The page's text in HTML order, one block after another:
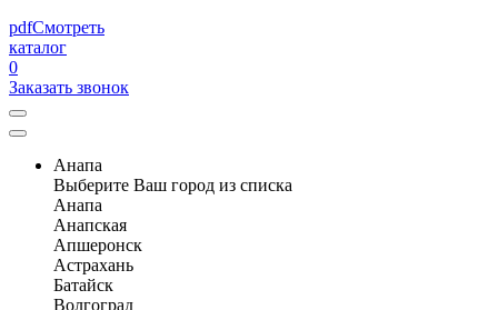
pdfСмотреть
каталог
0
Заказать звонок
Анапа
Выберите Ваш город из списка
Анапа
Анапская
Апшеронск
Астрахань
Батайск
Волгоград